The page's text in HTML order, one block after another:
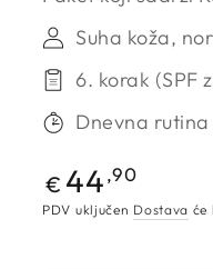
Suha koža,
6. korak (SPF
Dnevna rutina
Redovna
cijena
€ 44,90
PDV uključen Dostava će